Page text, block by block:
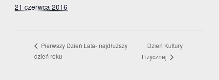
21 czerwca 2016
Pierwszy Dzień Lata- najdłuższy
dzień roku
Dzień Kultury
Fizycznej